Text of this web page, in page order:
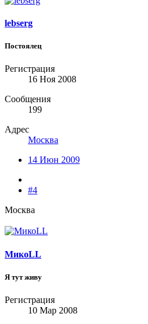
lebserg
Постоялец
Регистрация
16 Ноя 2008
Сообщения
199
Адрес
Москва
14 Июн 2009
#4
Москва
МикоLL
Я тут живу
Регистрация
10 Мар 2008